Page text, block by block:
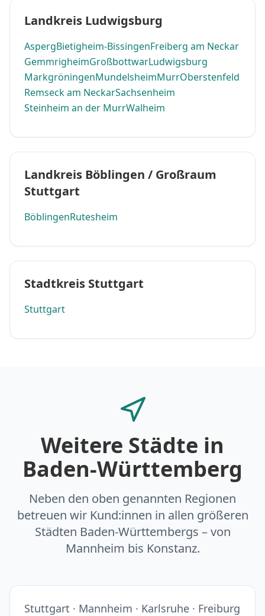
Landkreis Ludwigsburg
AspergBietigheim-BissingenFreiberg am Neckar
GemmrigheimGroßbottwarLudwigsburg
MarkgröningenMundelsheimMurrOberstenfeld
Remseck am NeckarSachsenheim
Steinheim an der MurrWalheim
Landkreis Böblingen / Großraum
Stuttgart
BöblingenRutesheim
Stadtkreis Stuttgart
Stuttgart
Weitere Städte in
Baden-Württemberg
Neben den oben genannten Regionen
betreuen wir Kund:innen in allen größeren
Städten Baden-Württembergs – von
Mannheim bis Konstanz.
Stuttgart · Mannheim · Karlsruhe · Freiburg